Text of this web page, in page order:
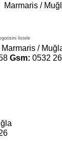
Marmaris /
listele
/
Gsm: 0532